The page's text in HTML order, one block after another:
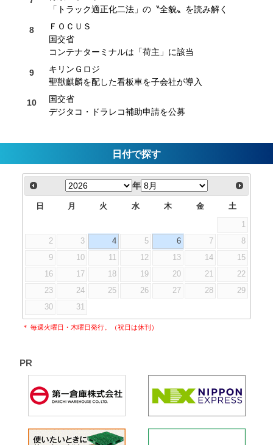
「トラック適正化二法」の〝全貌〟を読み解く
ＦＯＣＵＳ
国交省
コンテナターミナルは「荷主」に該当
キリンＧロジ
聖獣麒麟を配した看板車を子会社が導入
国交省
デジタコ・ドラレコ補助申請を公募
日付で探す
年
日 月 火 水 木 金 土
1
2
3 4 5 6 7
8
9
10 11 12 13 14
15
16
17 18 19 20 21
22
23
24 25 26 27 28
29
30
31
＊ 毎週火曜日・木曜日発行。（祝日は休刊）